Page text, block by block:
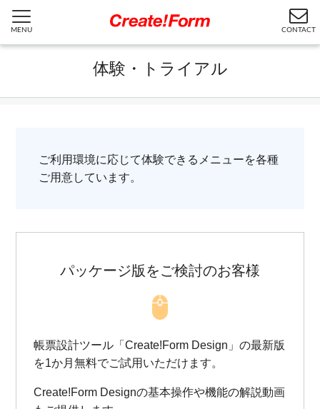
MENU CONTACT
体験・トライアル
ご利用環境に応じて体験できるメニューを各種
ご用意しています。
パッケージ版をご検討のお客様
帳票設計ツール「Create!Form Design」の最新版
を1か月無料でご試用いただけます。
Create!Form Designの基本操作や機能の解説動画